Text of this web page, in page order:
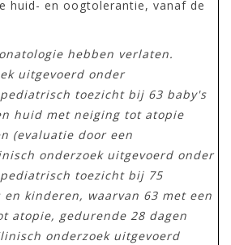
huid- en oogtolerantie, vanaf de
hebben verlaten.
uitgevoerd onder
toezicht bij 63 baby's
huid met neiging tot atopie
(evaluatie door een
onderzoek uitgevoerd onder
toezicht bij 75
kinderen, waarvan 63 met een
atopie, gedurende 28 dagen
onderzoek uitgevoerd